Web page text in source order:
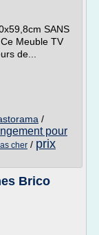
SANS
Meuble TV
de...
/
pour
cher / prix
Brico